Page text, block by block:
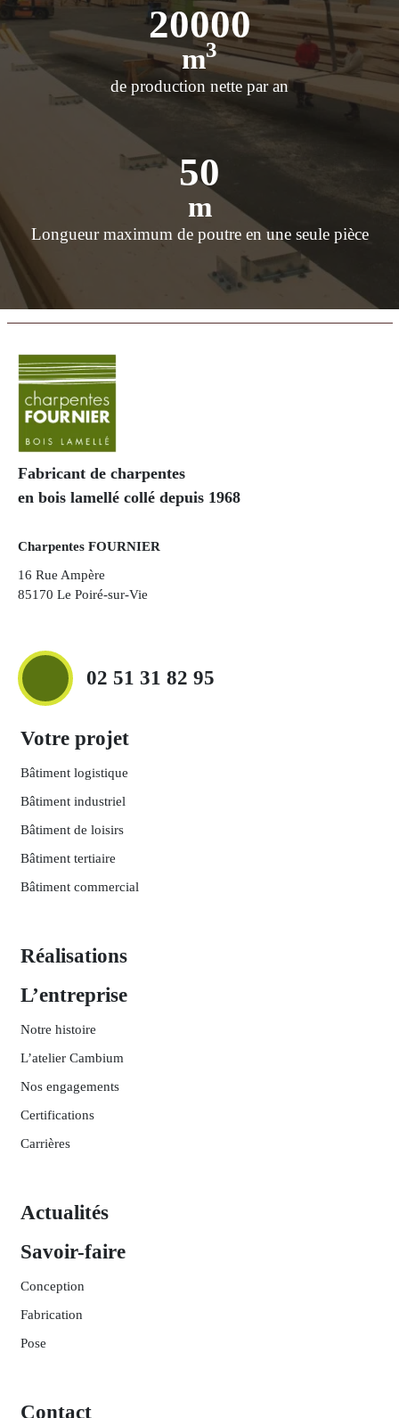
20000
m3
de production nette par an
50
m
Longueur maximum de poutre en une seule pièce
Fabricant de charpentes
en bois lamellé collé depuis 1968
Charpentes FOURNIER
16 Rue Ampère
85170 Le Poiré-sur-Vie
02 51 31 82 95
Votre projet
Bâtiment logistique
Bâtiment industriel
Bâtiment de loisirs
Bâtiment tertiaire
Bâtiment commercial
Réalisations
L’entreprise
Notre histoire
L’atelier Cambium
Nos engagements
Certifications
Carrières
Actualités
Savoir-faire
Conception
Fabrication
Pose
Contact